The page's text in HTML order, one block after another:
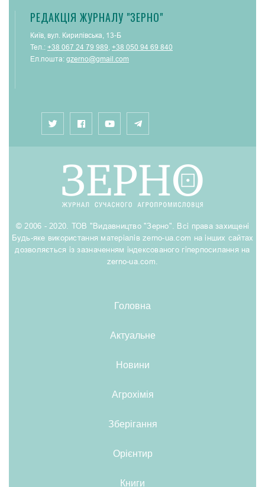
РЕДАКЦІЯ ЖУРНАЛУ "ЗЕРНО"
Київ, вул. Кирилівська, 13-Б
Тел.: +38 067 24 79 989, +38 050 94 69 840
Ел.пошта: gzerno@gmail.com
© 2006 - 2020. ТОВ "Видавництво "Зерно". Всі права захищені
Будь-яке використання матеріалів zerno-ua.com на інших сайтах
дозволяється із зазначенням індексованого гіперпосилання на
zerno-ua.com.
Головна
Актуальне
Новини
Агрохімія
Зберігання
Орієнтир
Книги